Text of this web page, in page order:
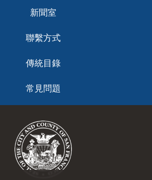
新聞室
聯繫方式
傳統目錄
常見問題